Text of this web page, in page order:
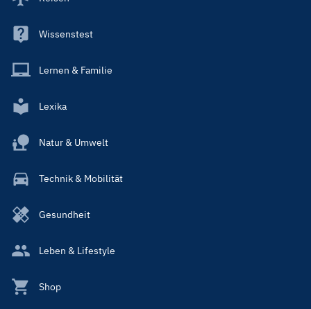
Wissenstest
Lernen & Familie
Lexika
Natur & Umwelt
Technik & Mobilität
Gesundheit
Leben & Lifestyle
Shop